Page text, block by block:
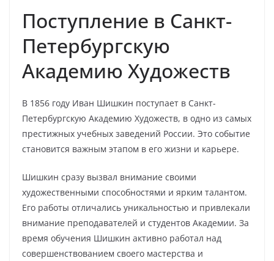
Поступление в Санкт-
Петербургскую
Академию Художеств
В 1856 году Иван Шишкин поступает в Санкт-
Петербургскую Академию Художеств, в одно из самых
престижных учебных заведений России. Это событие
становится важным этапом в его жизни и карьере.
Шишкин сразу вызвал внимание своими
художественными способностями и ярким талантом.
Его работы отличались уникальностью и привлекали
внимание преподавателей и студентов Академии. За
время обучения Шишкин активно работал над
совершенствованием своего мастерства и